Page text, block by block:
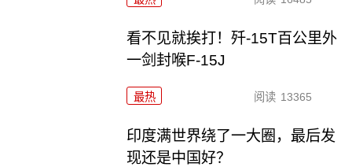
看不见就挨打！歼-15T百公里外
一剑封喉F-15J
最热 阅读 13365
印度满世界绕了一大圈，最后发
现还是中国好？